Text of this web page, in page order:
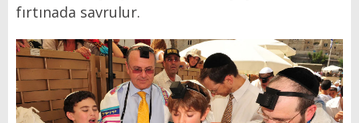
fırtınada savrulur.